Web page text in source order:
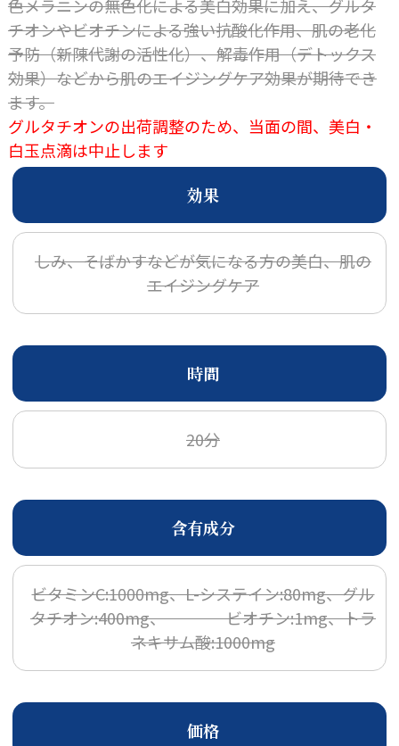
色メラニンの無色化による美白効果に加え、グルタ
チオンやビオチンによる強い抗酸化作用、肌の老化
予防（新陳代謝の活性化）、解毒作用（デトックス
効果）などから肌のエイジングケア効果が期待でき
ます。
グルタチオンの出荷調整のため、当面の間、美白・
白玉点滴は中止します
効果
しみ、そばかすなどが気になる方の美白、肌の
エイジングケア
時間
20分
含有成分
ビタミンC:1000mg、L-システイン:80mg、グル
タチオン:400mg、 ビオチン:1mg、トラ
ネキサム酸:1000mg
価格